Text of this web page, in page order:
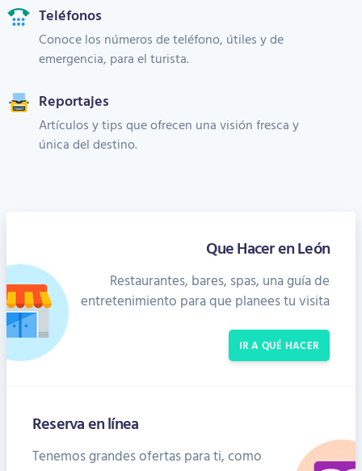
Teléfonos
Conoce los números de teléfono, útiles y de
emergencia, para el turista.
Reportajes
Artículos y tips que ofrecen una visión fresca y
única del destino.
Que Hacer en León
Restaurantes, bares, spas, una guía de
entretenimiento para que planees tu visita
IR A QUÉ HACER
Reserva en línea
Tenemos grandes ofertas para ti, como